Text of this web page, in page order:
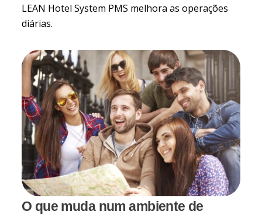
LEAN Hotel System PMS melhora as operações
diárias.
O que muda num ambiente de